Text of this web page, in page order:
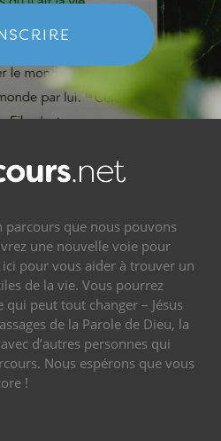
parcours que nous pouvons
une nouvelle voie pour
pour vous aider à trouver un
de la vie. Vous pourrez
peut tout changer – Jésus
de la Parole de Dieu, la
d’autres personnes qui
Nous espérons que vous
!